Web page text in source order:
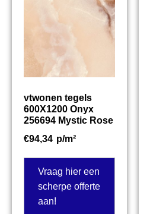
vtwonen tegels
600X1200 Onyx
256694 Mystic Rose
€94,34 p/m²
Vraag hier een
scherpe offerte
aan!